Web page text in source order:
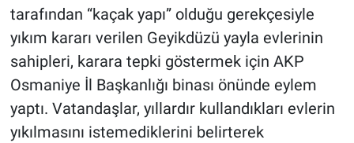
tarafından “kaçak yapı” olduğu gerekçesiyle
yıkım kararı verilen Geyikdüzü yayla evlerinin
sahipleri, karara tepki göstermek için AKP
Osmaniye İl Başkanlığı binası önünde eylem
yaptı. Vatandaşlar, yıllardır kullandıkları evlerin
yıkılmasını istemediklerini belirterek